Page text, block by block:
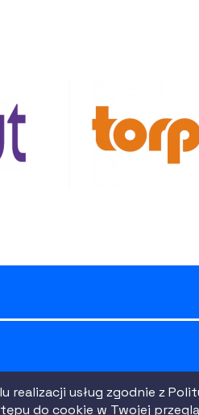
realizacji usług zgodnie z
do cookie w Twojej